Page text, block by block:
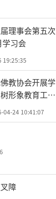
理事会第五次
学习会
19:25:35
教协会开展学
形象教育工作
04-24 10:41:07
障